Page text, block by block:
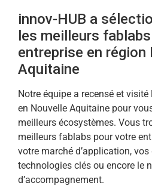
innov-HUB a
les meilleurs
entreprise en région
Aquitaine
Notre équipe a recensé et
en Nouvelle Aquitaine pour
meilleurs écosystèmes. Vous
meilleurs fablabs pour votre
votre marché d’application,
technologies clés ou encore le
d’accompagnement.